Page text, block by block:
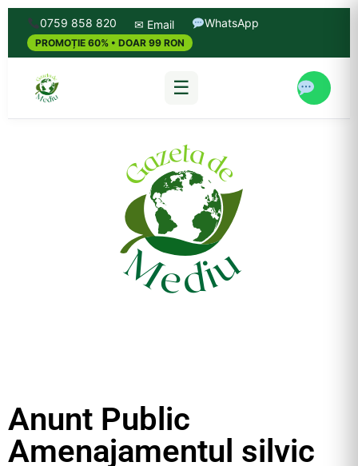
0759 858 820 ✉ Email WhatsApp
PROMOȚIE 60% • DOAR 99 RON
☰
Anunt Public
Amenajamentul silvic